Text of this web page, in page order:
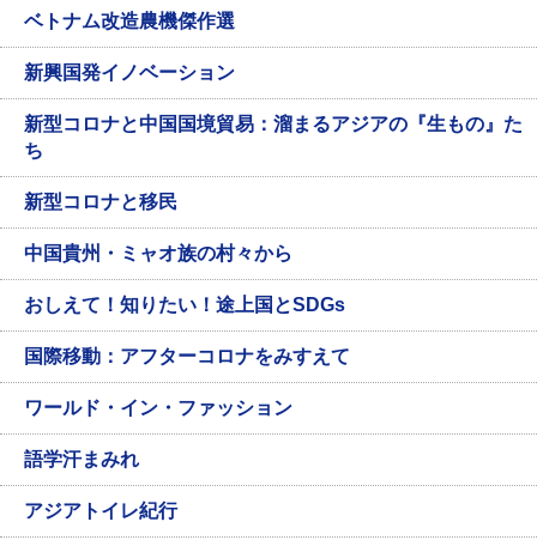
ベトナム改造農機傑作選
新興国発イノベーション
新型コロナと中国国境貿易：溜まるアジアの『生もの』た
ち
新型コロナと移民
中国貴州・ミャオ族の村々から
おしえて！知りたい！途上国とSDGs
国際移動：アフターコロナをみすえて
ワールド・イン・ファッション
語学汗まみれ
アジアトイレ紀行